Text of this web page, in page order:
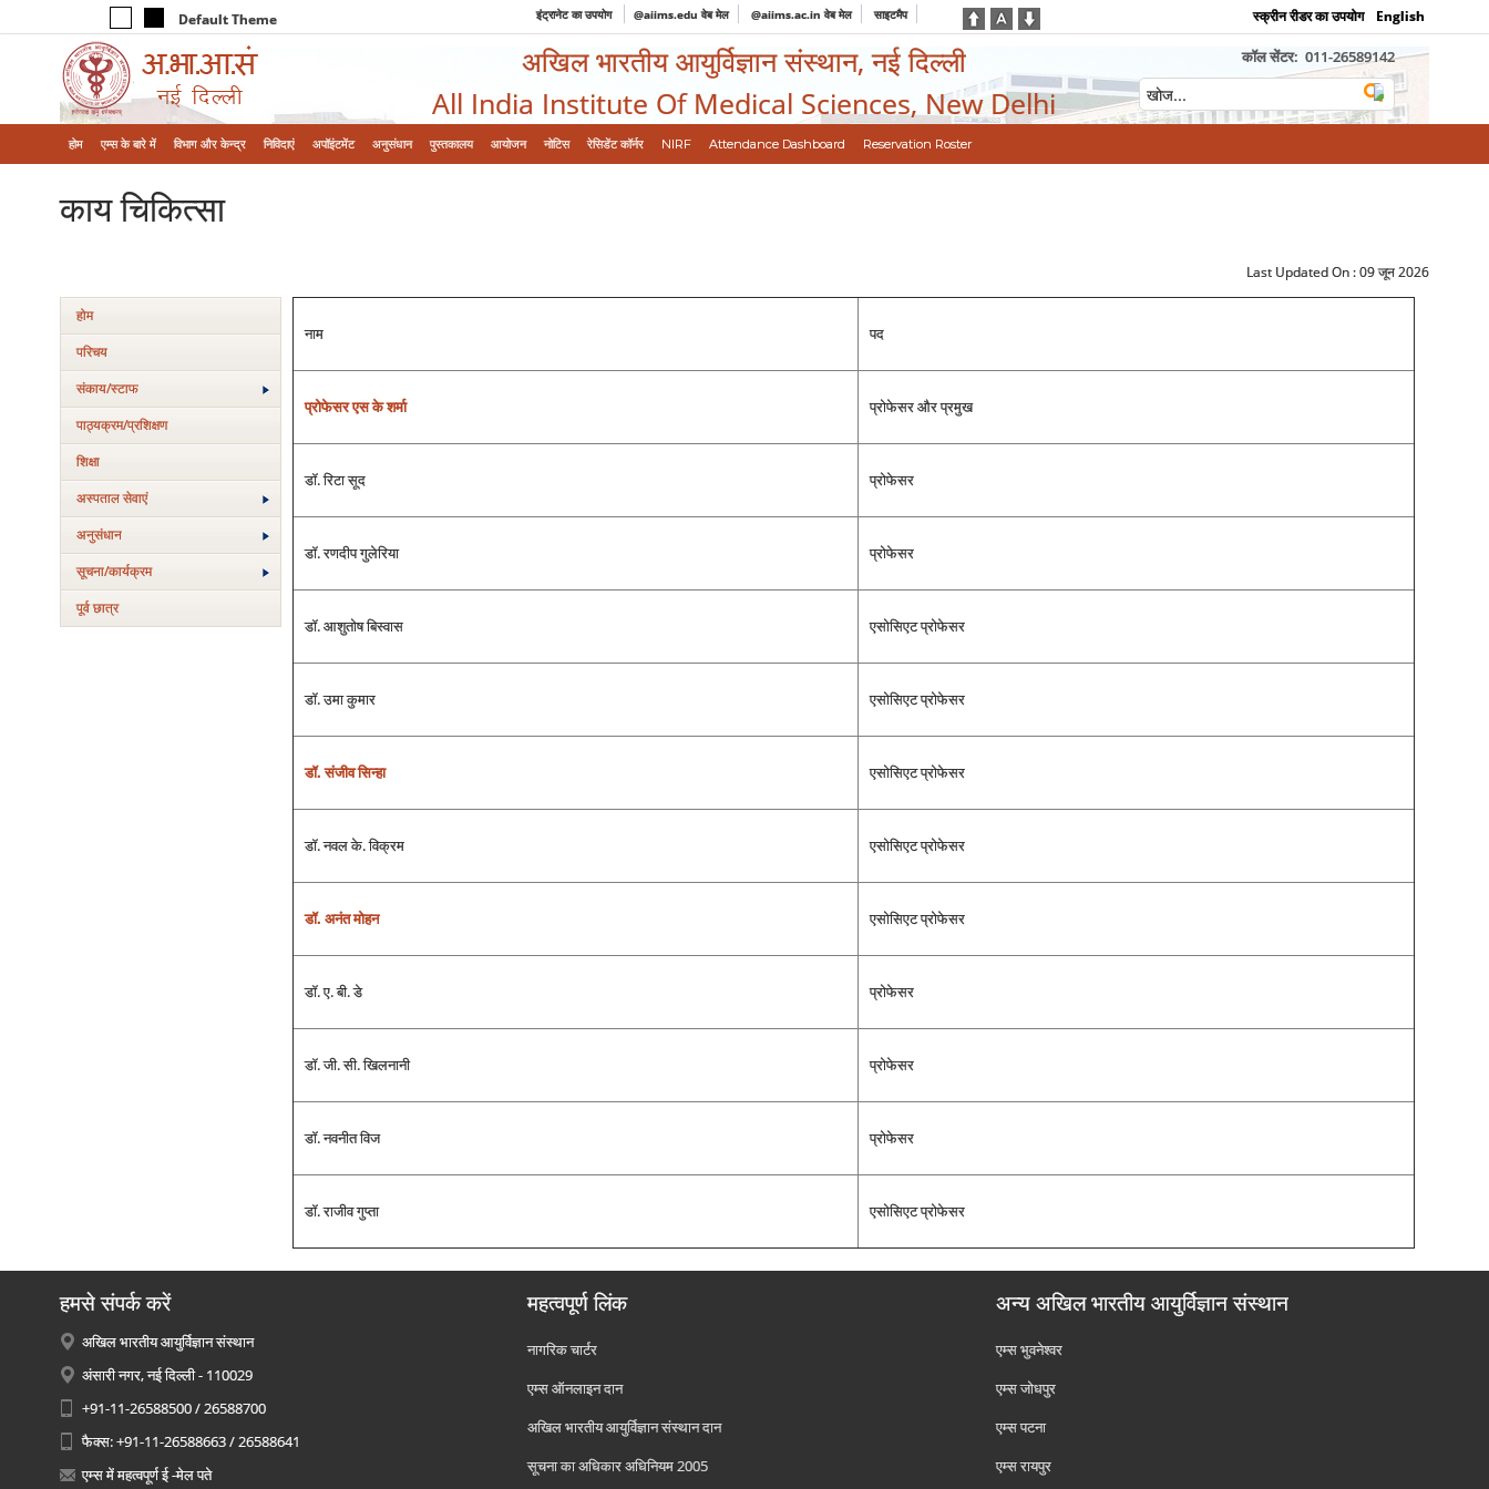
Default Theme इंट्रानेट का उपयोग @aiims.edu वेब मेल @aiims.ac.in वेब मेल साइटमैप स्क्रीन रीडर का उपयोग English
अखिल भारतीय आयुर्विज्ञान संस्थान, नई दिल्ली
All India Institute Of Medical Sciences, New Delhi
कॉल सेंटर: 011-26589142
होम एम्‍स के बारे में विभाग और केन्‍द्र निविदाएं अपॉइंटमेंट अनुसंधान पुस्तकालय आयोजन नोटिस रेसिडेंट कॉर्नर NIRF Attendance Dashboard Reservation Roster
काय चिकित्‍सा
Last Updated On :09 जून 2026
होम
परिचय
संकाय/स्‍टाफ
पाठ्यक्रम/प्रशिक्षण
शिक्षा
अस्‍पताल सेवाएं
अनुसंधान
सूचना/कार्यक्रम
पूर्व छात्र
नाम पद
प्रोफेसर एस के शर्मा प्रोफेसर और प्रमुख
डॉ. रिटा सूद प्रोफेसर
डॉ. रणदीप गुलेरिया प्रोफेसर
डॉ. आशुतोष बिस्‍वास एसोसिएट प्रोफेसर
डॉ. उमा कुमार एसोसिएट प्रोफेसर
डॉ. संजीव सिन्‍हा एसोसिएट प्रोफेसर
डॉ. नवल के. विक्रम एसोसिएट प्रोफेसर
डॉ. अनंत मोहन एसोसिएट प्रोफेसर
डॉ. ए. बी. डे प्रोफेसर
डॉ. जी. सी. खिलनानी प्रोफेसर
डॉ. नवनीत विज प्रोफेसर
डॉ. राजीव गुप्‍ता एसोसिएट प्रोफेसर
हमसे संपर्क करें
अखिल भारतीय आयुर्विज्ञान संस्थान
अंसारी नगर, नई दिल्ली - 110029
+91-11-26588500 / 26588700
फैक्स: +91-11-26588663 / 26588641
एम्स में महत्वपूर्ण ई -मेल पते
महत्वपूर्ण लिंक
नागरिक चार्टर
एम्स ऑनलाइन दान
अखिल भारतीय आयुर्विज्ञान संस्थान दान
सूचना का अधिकार अधिनियम 2005
अन्य अखिल भारतीय आयुर्विज्ञान संस्थान
एम्‍स भुवनेश्वर
एम्‍स जोधपुर
एम्‍स पटना
एम्‍स रायपुर